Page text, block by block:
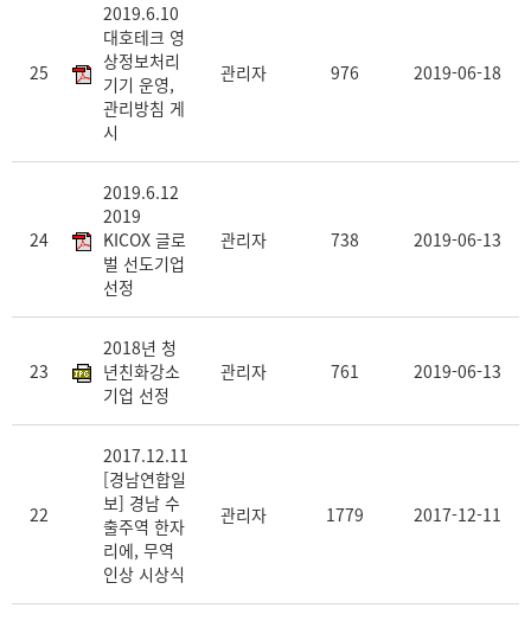
25
2019.6.10
대호테크 영
상정보처리
기기 운영,
관리방침 게
시
관리자 976 2019-06-18
24
2019.6.12
2019
KICOX 글로
벌 선도기업
선정
관리자 738 2019-06-13
23
2018년 청
년친화강소
기업 선정
관리자 761 2019-06-13
22
2017.12.11
[경남연합일
보] 경남 수
출주역 한자
리에, 무역
인상 시상식
관리자 1779 2017-12-11